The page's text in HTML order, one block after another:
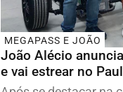
MEGAPASS E JOÃO
João Alécio
e vai estrear no